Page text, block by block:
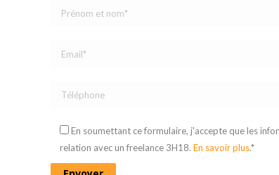
En soumettant ce formulaire, j'accepte que les
relation avec un freelance 3H18. En savoir plus.*